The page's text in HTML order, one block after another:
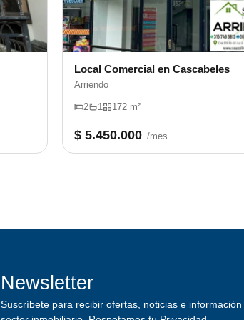
Local Comercial en Cascabeles
Arriendo
2 1 172 m²
$ 5.450.000 /mes
Newsletter
Suscríbete para recibir ofertas, noticias e